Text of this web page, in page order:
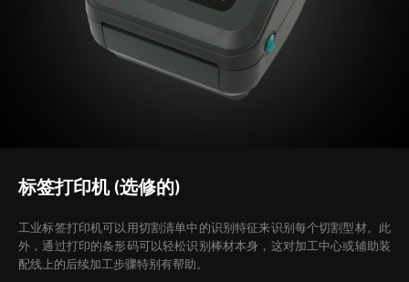
标签打印机 (选修的)
工业标签打印机可以用切割清单中的识别特征来识别每个切割型材。此
外，通过打印的条形码可以轻松识别棒材本身，这对加工中心或辅助装
配线上的后续加工步骤特别有帮助。